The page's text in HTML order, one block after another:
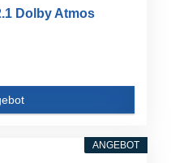
Dolby Atmos
ANGEBOT